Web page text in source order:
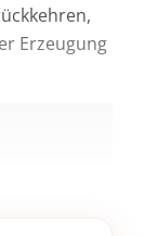
Erzeugung